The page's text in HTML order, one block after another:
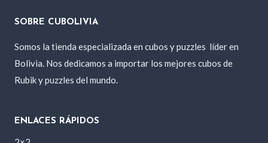
SOBRE CUBOLIVIA
Somos la tienda especializada en cubos y puzzles líder en
Bolivia. Nos dedicamos a importar los mejores cubos de
Rubik y puzzles del mundo.
ENLACES RÁPIDOS